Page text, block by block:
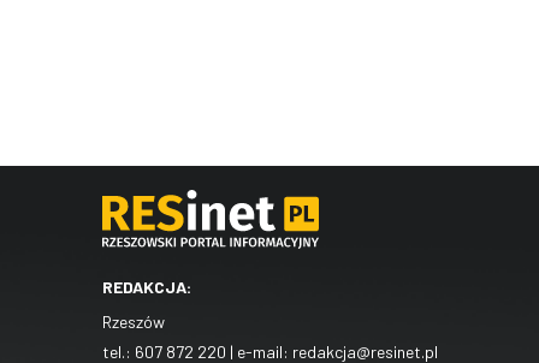
REDAKCJA:
Rzeszów
tel.: 607 872 220 | e-mail: redakcja@resinet.pl